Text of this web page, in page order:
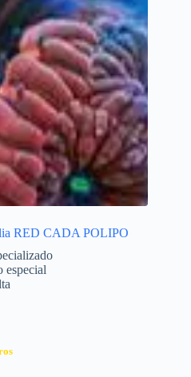
RED CADA POLIPO
especial